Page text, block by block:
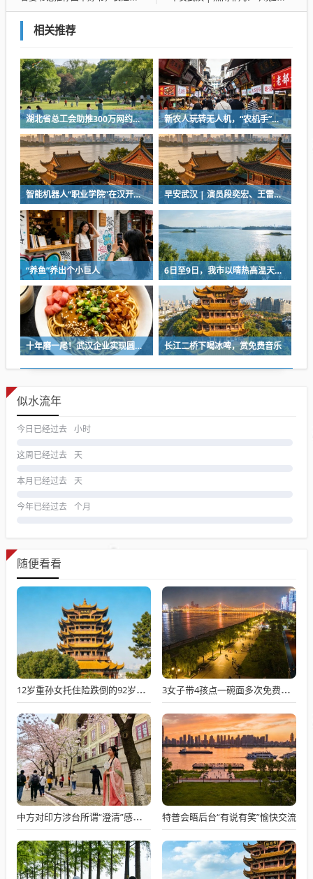
相关推荐
湖北省总工会助推300万网约车司机降佣金 新农人玩转无人机，“农机手”赛项最热门
智能机器人“职业学院”在汉开学，教材就是人类的一举一动 早安武汉 | 演员段奕宏、王雷，在武汉获聘
“养鱼”养出个小巨人 6日至9日，我市以晴热高温天气为主
十年磨一尾！武汉企业实现圆口铜鱼规模化繁育 长江二桥下喝冰啤，赏免费音乐
似水流年
今日已经过去 小时
这周已经过去 天
本月已经过去 天
今年已经过去 个月
随便看看
12岁重孙女托住险跌倒的92岁太爷爷 3女子带4孩点一碗面多次免费续面
中方对印方涉台所谓“澄清”感到意外 特普会晤后台“有说有笑”愉快交流